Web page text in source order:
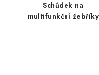
Schůdek na
multifunkční žebříky